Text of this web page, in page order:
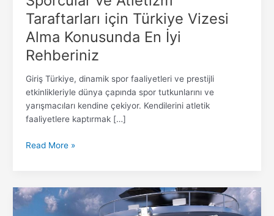
Taraftarları için Türkiye Vizesi
Alma Konusunda En İyi
Rehberiniz
Giriş Türkiye, dinamik spor faaliyetleri ve prestijli
etkinlikleriyle dünya çapında spor tutkunlarını ve
yarışmacıları kendine çekiyor. Kendilerini atletik
faaliyetlere kaptırmak […]
İyi
Rehberiniz
Read More »
Zarafeti
Keşfetmek: